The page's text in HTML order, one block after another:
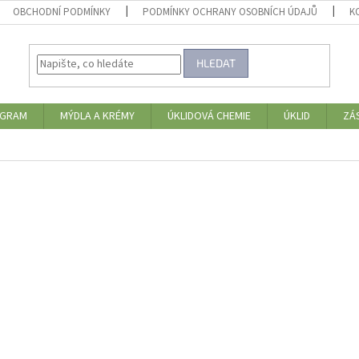
OBCHODNÍ PODMÍNKY PODMÍNKY OCHRANY OSOBNÍCH ÚDAJŮ
HLEDAT
MÝDLA A KRÉMY ÚKLIDOVÁ CHEMIE ÚKLID